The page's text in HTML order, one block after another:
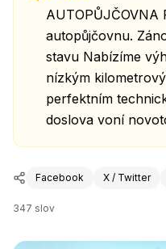
autopůjčovnu.
stavu Nabízíme
nízkým
perfektním
doslova voní
Facebook X / Twitter
347 slov